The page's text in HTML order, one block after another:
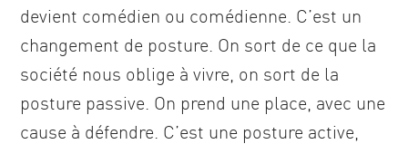
devient comédien ou comédienne. C’est un
changement de posture. On sort de ce que la
société nous oblige à vivre, on sort de la
posture passive. On prend une place, avec une
cause à défendre. C’est une posture active,